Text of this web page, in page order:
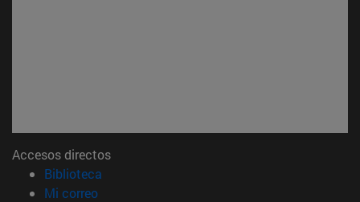
Accesos directos
Biblioteca
Mi correo(abre en nueva ventana)